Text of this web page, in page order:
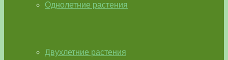
Однолетние растения
Двухлетние растения